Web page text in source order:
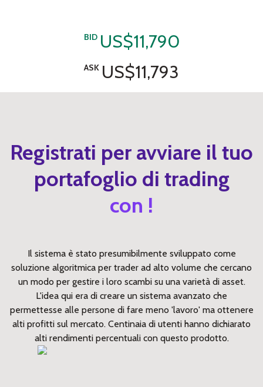
BID US$11,790
ASK US$11,793
Registrati per avviare il tuo
portafoglio di trading
con !
Il sistema è stato presumibilmente sviluppato come
soluzione algoritmica per trader ad alto volume che cercano
un modo per gestire i loro scambi su una varietà di asset.
L'idea qui era di creare un sistema avanzato che
permettesse alle persone di fare meno 'lavoro' ma ottenere
alti profitti sul mercato. Centinaia di utenti hanno dichiarato
alti rendimenti percentuali con questo prodotto.